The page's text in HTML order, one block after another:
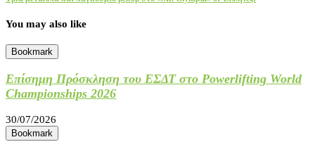
You may also like
Bookmark
Επίσημη Πρόσκληση του ΕΣΔΤ στο Powerlifting World
Championships 2026
30/07/2026
Bookmark